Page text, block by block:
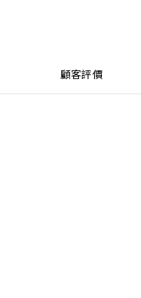
顧客評價